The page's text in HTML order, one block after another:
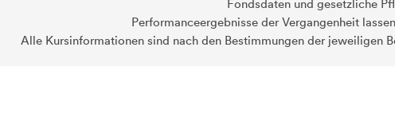
Fondsdaten und gesetzliche
Performanceergebnisse der Vergangenheit
Alle Kursinformationen sind nach den Bestimmungen der jeweiligen